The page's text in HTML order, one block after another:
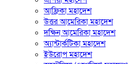
আফ্রিকা মহাদেশ
উত্তর আমেরিকা মহাদেশ
দক্ষিন আমেরিকা মহাদেশ
অ্যান্টার্কটিকা মহাদেশ
ইউরোপ মহাদেশ